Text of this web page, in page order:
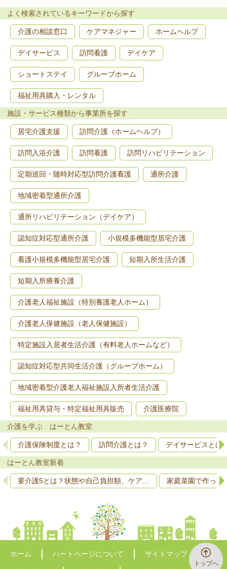
トップへ
よく検索されているキーワードから探す
介護の相談窓口 ケアマネジャー ホームヘルプ
デイサービス 訪問看護 デイケア
ショートステイ グループホーム
福祉用具購入・レンタル
施設・サービス種類から事業所を探す
居宅介護支援 訪問介護（ホームヘルプ）
訪問入浴介護 訪問看護 訪問リハビリテーション
定期巡回・随時対応型訪問介護看護 通所介護
地域密着型通所介護
通所リハビリテーション（デイケア）
認知症対応型通所介護 小規模多機能型居宅介護
看護小規模多機能型居宅介護 短期入所生活介護
短期入所療養介護
介護老人福祉施設（特別養護老人ホーム）
介護老人保健施設（老人保健施設）
特定施設入居者生活介護（有料老人ホームなど）
認知症対応型共同生活介護（グループホーム）
地域密着型介護老人福祉施設入所者生活介護
福祉用具貸与・特定福祉用具販売 介護医療院
介護を学ぶ はーとん教室
介護保険制度とは？ 訪問介護とは？ デイサービスとは
はーとん教室新着
要介護5とは？状態や自己負担額、ケア… 家庭菜園で作っ
ホーム ハートページについて サイトマップ